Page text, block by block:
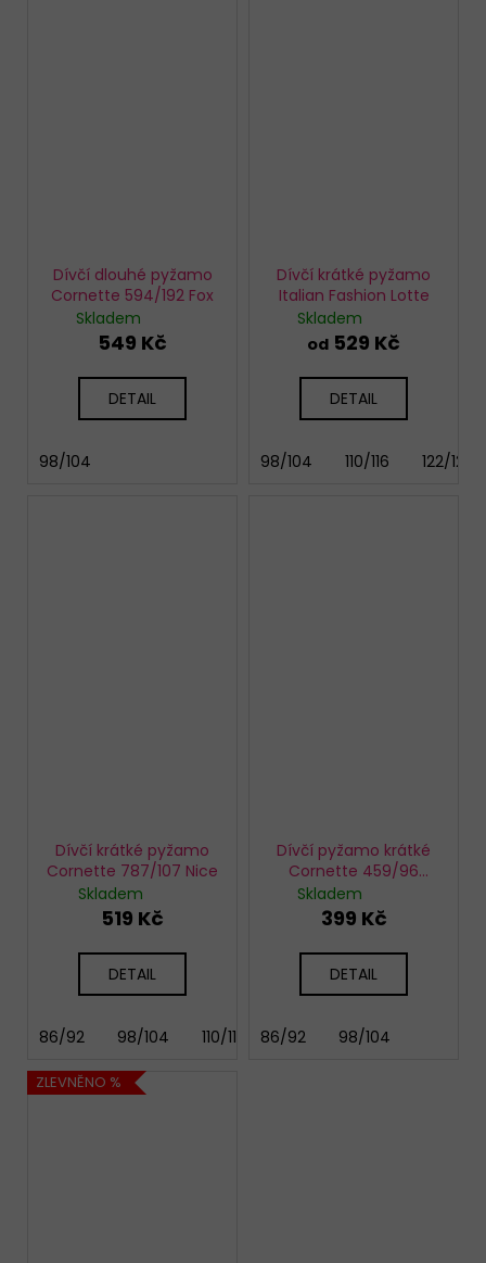
Dívčí dlouhé pyžamo
Cornette 594/192 Fox
Skladem
549 Kč
DETAIL
98/104
Dívčí krátké pyžamo
Italian Fashion Lotte
Skladem
od 529 Kč
DETAIL
98/104 110/116 122/128
Dívčí krátké pyžamo
Cornette 787/107 Nice
Skladem
519 Kč
DETAIL
86/92 98/104 110/116 122/128
Dívčí pyžamo krátké
Cornette 459/96
Unicorn
Skladem
399 Kč
DETAIL
86/92 98/104
ZLEVNĚNO %